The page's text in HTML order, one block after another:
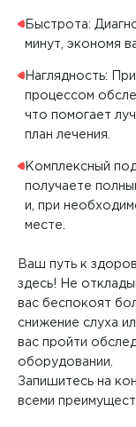
Быстрота:
минут, экономя
Наглядность:
процессом
что помогает
план лечения.
Комплексный
получаете
и, при
месте.
Ваш путь к
здесь! Не
вас беспокоят
снижение слуха
вас пройти
оборудовании.
Запишитесь на
всеми
Алиева Севда
Алимова Гелия
Алимова Лидия
Алмазова
Аминькаева
Апарян Тереза
Афанасьева
Ашанина
Багирова Ирина
Академия на
Академия на
Академия на
Академия на
Академия на
Академия на
Вакцинация
Денситометрия
Денситометрия
Детская
Детская
Детская
Детская
Инфекционные